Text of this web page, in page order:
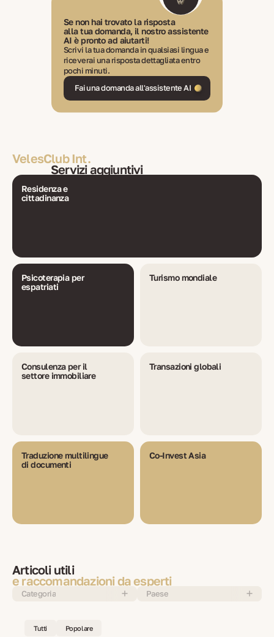
Se non hai trovato la risposta
alla tua domanda, il nostro assistente
AI è pronto ad aiutarti!
Scrivi la tua domanda in qualsiasi lingua e
riceverai una risposta dettagliata entro
pochi minuti.
Fai una domanda all'assistente AI
VelesClub Int.
Servizi aggiuntivi
Residenza e
cittadinanza
Psicoterapia per
espatriati
Turismo mondiale
Consulenza per il
settore immobiliare
Transazioni globali
Traduzione multilingue
di documenti
Co-Invest Asia
Articoli utili
e raccomandazioni da esperti
Categoria Paese
Tutti Popolare